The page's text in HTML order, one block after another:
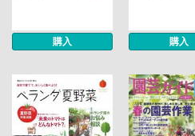
購入 購入